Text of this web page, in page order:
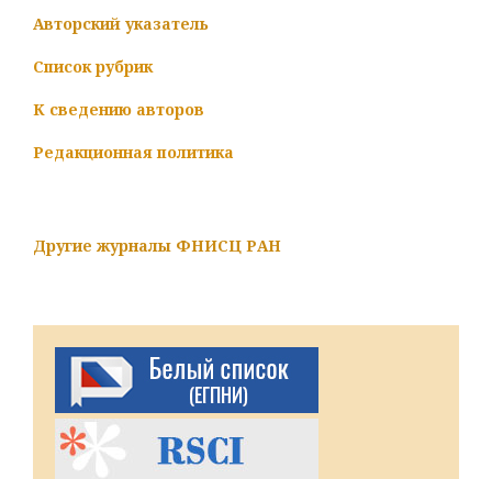
Авторский указатель
Список рубрик
К сведению авторов
Редакционная политика
Другие журналы ФНИСЦ РАН